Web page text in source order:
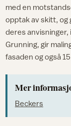
med en
opptak av skitt, og
deres
Grunning, gir
fasaden og også
Mer
Beckers